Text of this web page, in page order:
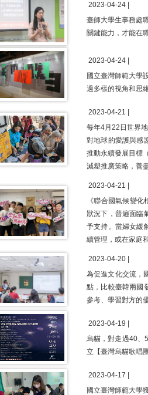
2023-04-24 |
臺師大學生事務處
關鍵能力，才能在
2023-04-24 |
國立臺灣師範大學
過多樣的視角和思
2023-04-21 |
每年4月22日世界
對地球的愛護與感
推動永續發展目標
減塑推廣策略，善
2023-04-21 |
《聯合國氣候變
狀況下，普遍面臨
予支持。當婦女緩
續管理，或在家庭
2023-04-20 |
為促進文化交流，
點，比較臺韓兩國
參考、學習對方的
2023-04-19 |
烏貓，對走過40、
立【臺灣烏貓歌唱
2023-04-17 |
國立臺灣師範大學